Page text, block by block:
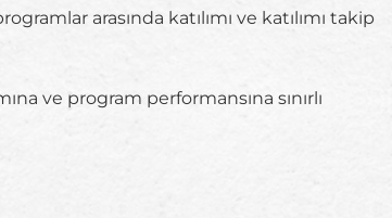
arasında katılımı ve katılımı takip
ve program performansına sınırlı